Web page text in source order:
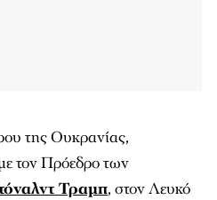
της Ουκρανίας,
τον Πρόεδρο των
Τραμπ, στον Λευκό